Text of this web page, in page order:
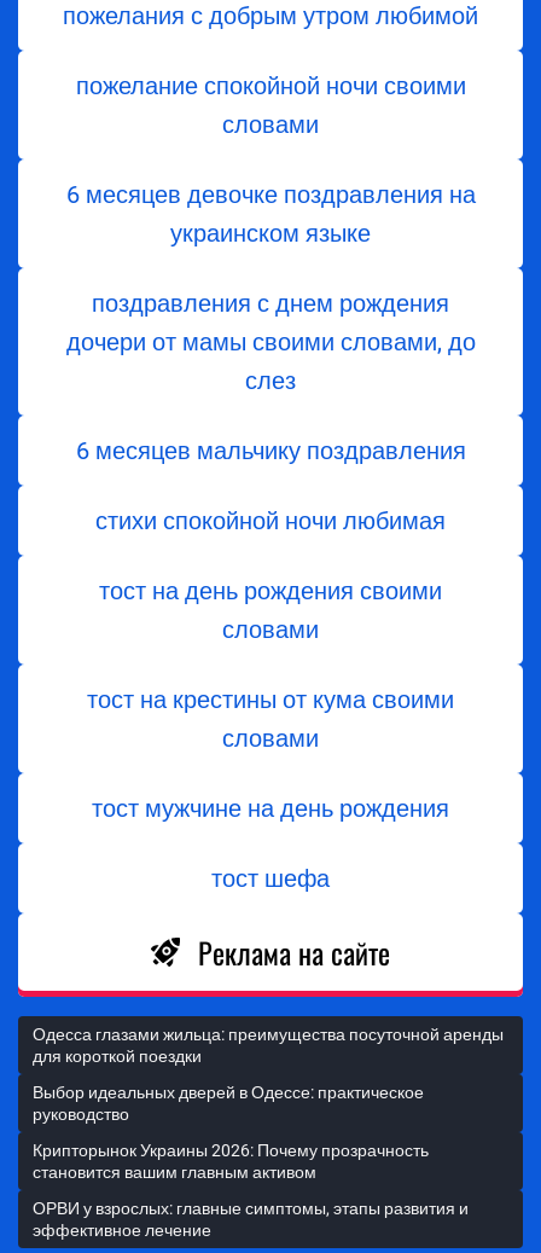
пожелания с добрым утром любимой
пожелание спокойной ночи своими
словами
6 месяцев девочке поздравления на
украинском языке
поздравления с днем ​​рождения
дочери от мамы своими словами, до
слез
6 месяцев мальчику поздравления
стихи спокойной ночи любимая
тост на день рождения своими
словами
тост на крестины от кума своими
словами
тост мужчине на день рождения
тост шефа
Реклама на сайте
Одесса глазами жильца: преимущества посуточной аренды
для короткой поездки
Выбор идеальных дверей в Одессе: практическое
руководство
Крипторынок Украины 2026: Почему прозрачность
становится вашим главным активом
ОРВИ у взрослых: главные симптомы, этапы развития и
эффективное лечение